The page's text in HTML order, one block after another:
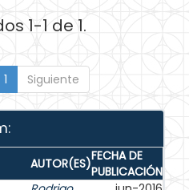
1-1 de 1.
1 Siguiente
AUTOR(ES)FECHA DE
PUBLICACIÓN